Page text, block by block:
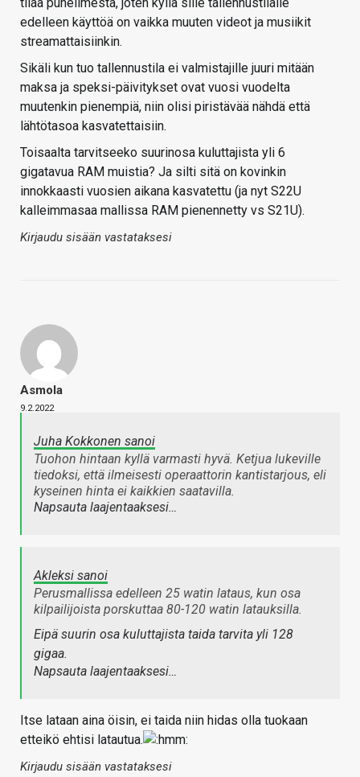
edelleen käyttöä on vaikka muuten videot ja musiikit
streamattaisiinkin.
Sikäli kun tuo tallennustila ei valmistajille juuri mitään
maksa ja speksi-päivitykset ovat vuosi vuodelta
muutenkin pienempiä, niin olisi piristävää nähdä että
lähtötasoa kasvatettaisiin.
Toisaalta tarvitseeko suurinosa kuluttajista yli 6
gigatavua RAM muistia? Ja silti sitä on kovinkin
innokkaasti vuosien aikana kasvatettu (ja nyt S22U
kalleimmasaa mallissa RAM pienennetty vs S21U).
Kirjaudu sisään vastataksesi
Asmola
9.2.2022
Juha Kokkonen sanoi
Tuohon hintaan kyllä varmasti hyvä. Ketjua lukeville
tiedoksi, että ilmeisesti operaattorin kantistarjous, eli
kyseinen hinta ei kaikkien saatavilla.
Napsauta laajentaaksesi…
Akleksi sanoi
Perusmallissa edelleen 25 watin lataus, kun osa
kilpailijoista porskuttaa 80-120 watin latauksilla.
Eipä suurin osa kuluttajista taida tarvita yli 128
gigaa.
Napsauta laajentaaksesi…
Itse lataan aina öisin, ei taida niin hidas olla tuokaan
etteikö ehtisi latautua.
Kirjaudu sisään vastataksesi